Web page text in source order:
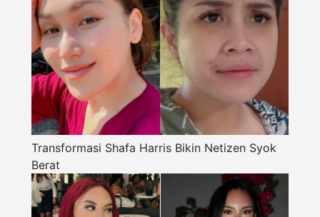
Transformasi Shafa Harris Bikin Netizen Syok
Berat